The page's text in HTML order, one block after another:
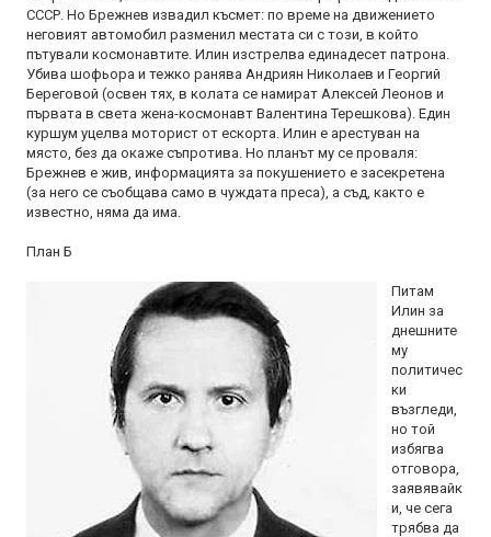
СССР. Но Брежнев извадил късмет: по време на движението
неговият автомобил разменил местата си с този, в който
пътували космонавтите. Илин изстрелва единадесет патрона.
Убива шофьора и тежко ранява Андриян Николаев и Георгий
Береговой (освен тях, в колата се намират Алексей Леонов и
първата в света жена-космонавт Валентина Терешкова). Един
куршум уцелва моторист от ескорта. Илин е арестуван на
място, без да окаже съпротива. Но планът му се проваля:
Брежнев е жив, информацията за покушението е засекретена
(за него се съобщава само в чуждата преса), а съд, както е
известно, няма да има.
План Б
Питам
Илин за
днешните
му
политичес
ки
възгледи,
но той
избягва
отговора,
заявявайк
и, че сега
трябва да